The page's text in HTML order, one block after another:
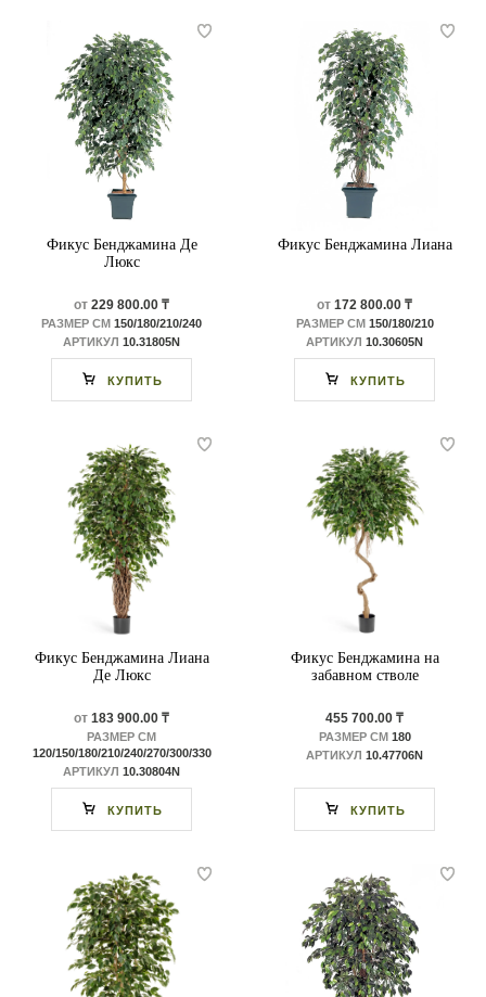
Фикус Бенджамина Де
Люкс
от 229 800.00 ₸
РАЗМЕР СМ 150/180/210/240
АРТИКУЛ 10.31805N
КУПИТЬ
Фикус Бенджамина Лиана
от 172 800.00 ₸
РАЗМЕР СМ 150/180/210
АРТИКУЛ 10.30605N
КУПИТЬ
Фикус Бенджамина Лиана
Де Люкс
от 183 900.00 ₸
РАЗМЕР СМ
120/150/180/210/240/270/300/330
АРТИКУЛ 10.30804N
КУПИТЬ
Фикус Бенджамина на
забавном стволе
455 700.00 ₸
РАЗМЕР СМ 180
АРТИКУЛ 10.47706N
КУПИТЬ